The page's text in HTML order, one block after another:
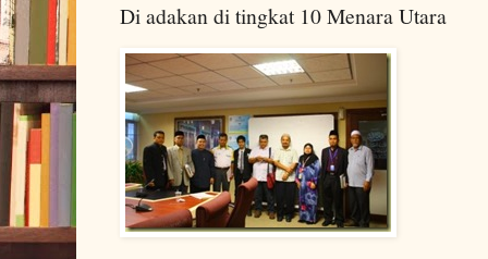
Di adakan di tingkat 10 Menara Utara